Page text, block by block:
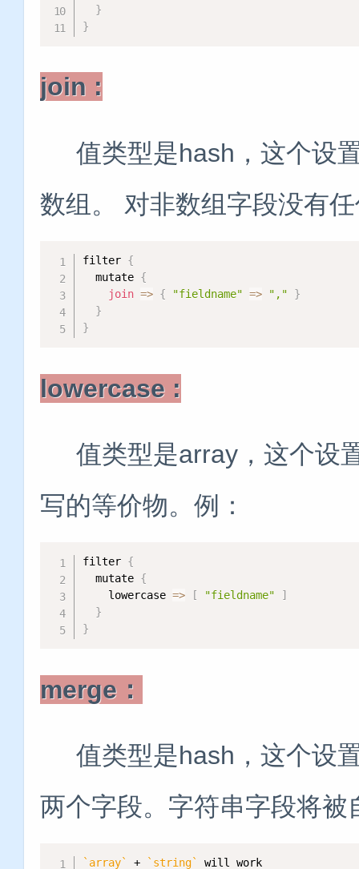
}
}
join :
值类型是hash，这个设
数组。 对非数组字段没有
filter {
  mutate
{
join => { "fieldname" => ","
}
}
}
lowercase :
值类型是array，这个设
写的等价物。例：
filter {
  mutate
{
    lowercase
=> [ "fieldname"
]
}
}
merge：
值类型是hash，这个设
两个字段。字符串字段将
` array` + ` string`